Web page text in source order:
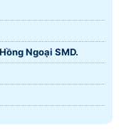
Ngoại SMD.